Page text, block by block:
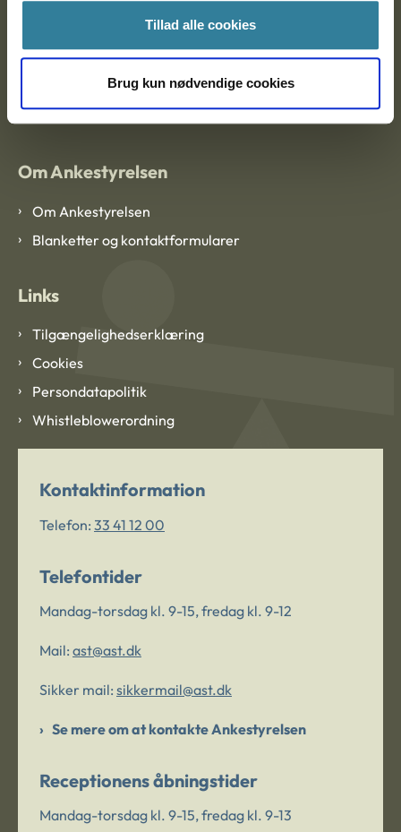
Tillad alle cookies
Brug kun nødvendige cookies
EAN: 57 98 000 35 48 21
CVR: 1007 4002
Om Ankestyrelsen
Om Ankestyrelsen
Blanketter og kontaktformularer
Links
Tilgængelighedserklæring
Cookies
Persondatapolitik
Whistleblowerordning
Kontaktinformation
Telefon: 33 41 12 00
Telefontider
Mandag-torsdag kl. 9-15, fredag kl. 9-12
Mail: ast@ast.dk
Sikker mail: sikkermail@ast.dk
Se mere om at kontakte Ankestyrelsen
Receptionens åbningstider
Mandag-torsdag kl. 9-15, fredag kl. 9-13